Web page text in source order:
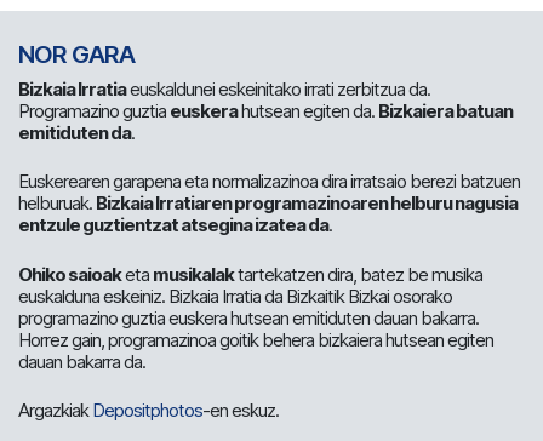
NOR GARA
Bizkaia Irratiaeuskaldunei eskeinitako irrati zerbitzua da.
Programazino guztia euskerahutsean egiten da. Bizkaiera batuan
emitiduten da.
Euskerearen garapena eta normalizazinoa dira irratsaio berezi batzuen
helburuak. Bizkaia Irratiaren programazinoaren helburu nagusia
entzule guztientzat atsegina izatea da.
Ohiko saioaketa musikalaktartekatzen dira, batez be musika
euskalduna eskeiniz. Bizkaia Irratia da Bizkaitik Bizkai osorako
programazino guztia euskera hutsean emitiduten dauan bakarra.
Horrez gain, programazinoa goitik behera bizkaiera hutsean egiten
dauan bakarra da.
ArgazkiakDepositphotos-en eskuz.